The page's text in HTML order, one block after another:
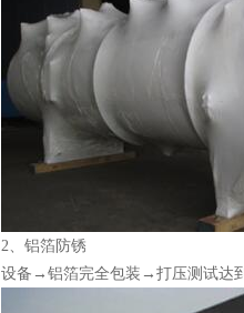
2、铝箔防锈
设备→铝箔完全包装→打压测试达